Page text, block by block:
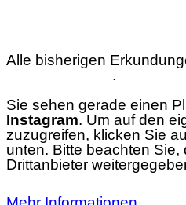
Alle bisherigen
.
Sie sehen gerade einen
Instagram. Um auf den
zuzugreifen, klicken Sie
unten. Bitte beachten
Drittanbieter